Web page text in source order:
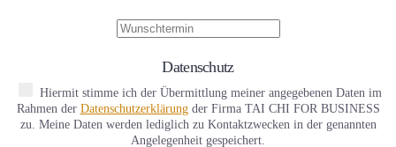
Datenschutz
Hiermit stimme ich der Übermittlung meiner angegebenen Daten im
Rahmen der Datenschutzerklärungder Firma TAI CHI FOR BUSINESS
zu. Meine Daten werden lediglich zu Kontaktzwecken in der genannten
Angelegenheit gespeichert.